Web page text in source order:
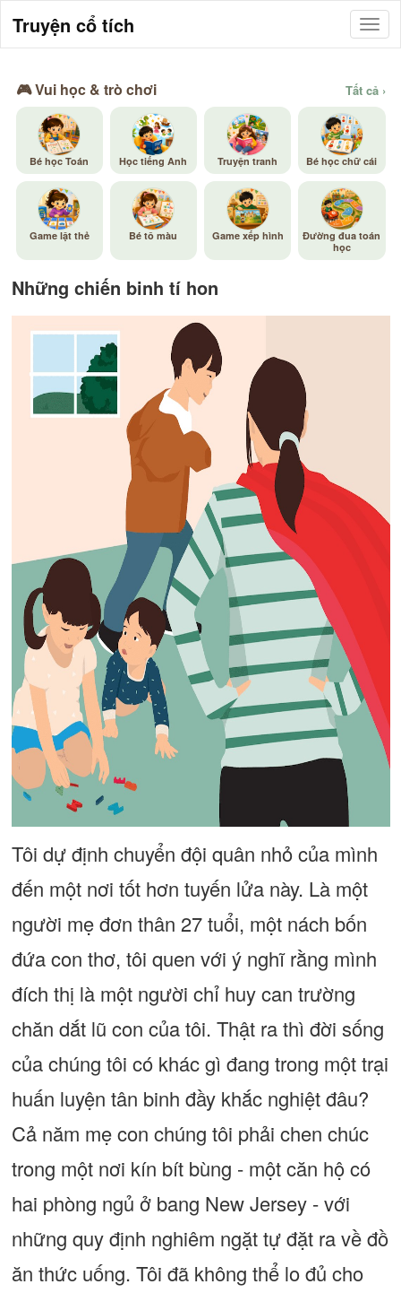
Truyện cổ tích
🎮 Vui học & trò chơi Tất cả ›
Bé học Toán Học tiếng Anh Truyện tranh Bé học chữ cái
Game lật thẻ Bé tô màu Game xếp hình
Đường đua toán
học
Những chiến binh tí hon
Tôi dự định chuyển đội quân nhỏ của mình
đến một nơi tốt hơn tuyến lửa này. Là một
người mẹ đơn thân 27 tuổi, một nách bốn
đứa con thơ, tôi quen với ý nghĩ rằng mình
đích thị là một người chỉ huy can trường
chăn dắt lũ con của tôi. Thật ra thì đời sống
của chúng tôi có khác gì đang trong một trại
huấn luyện tân binh đầy khắc nghiệt đâu?
Cả năm mẹ con chúng tôi phải chen chúc
trong một nơi kín bít bùng - một căn hộ có
hai phòng ngủ ở bang New Jersey - với
những quy định nghiêm ngặt tự đặt ra về đồ
ăn thức uống. Tôi đã không thể lo đủ cho